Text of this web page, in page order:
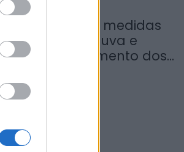
Ministro garante medidas
para valorizar a uva e
rendimento dos...